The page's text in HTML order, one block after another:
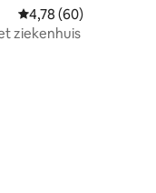
Gemiddelde
4,78 (60)
ziekenhuis